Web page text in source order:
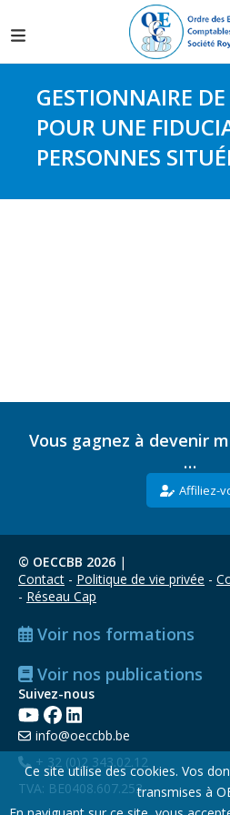
GESTIONNAIRE DE
POUR UNE
PERSONNES
Vous gagnez à devenir
…
Affiliez-
© OECCBB 2026 |
Contact
Politique de vie privée
Réseau Cap
Voir nos formations
Voir nos publications
Suivez-nous
info@oeccbb.be
+ 32 (0)2 343.02.12
TVA: BE0408.607.253
Ce site utilise des cookies. Vos
transmises à